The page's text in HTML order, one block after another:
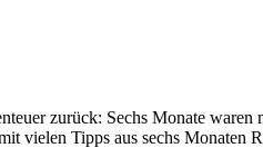
zurück: Sechs Monate
vielen Tipps aus sechs Monaten